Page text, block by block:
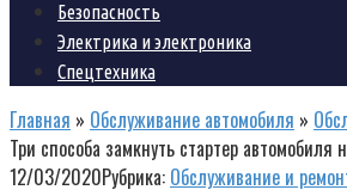
Безопасность
Электрика и электроника
Спецтехника
Главная » Обслуживание автомобиля »
Три способа замкнуть стартер автомобиля
12/03/2020Рубрика: Обслуживание и